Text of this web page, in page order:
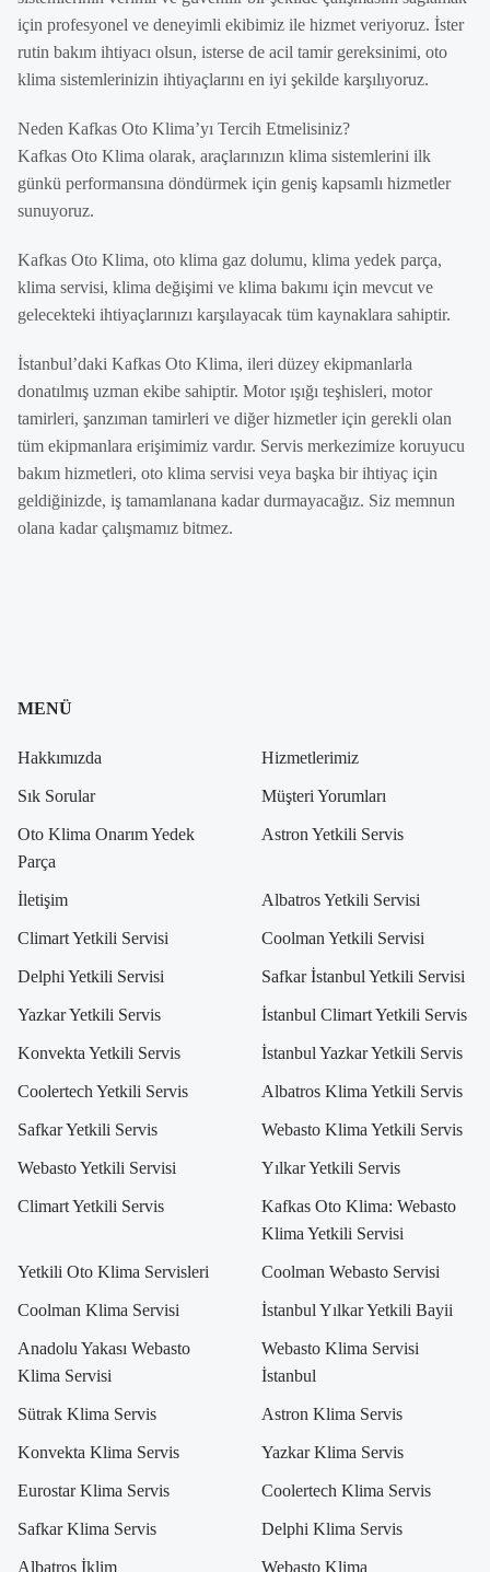
için profesyonel ve deneyimli ekibimiz ile hizmet veriyoruz. İster
rutin bakım ihtiyacı olsun, isterse de acil tamir gereksinimi, oto
klima sistemlerinizin ihtiyaçlarını en iyi şekilde karşılıyoruz.
Neden Kafkas Oto Klima’yı Tercih Etmelisiniz?
Kafkas Oto Klima olarak, araçlarınızın klima sistemlerini ilk
günkü performansına döndürmek için geniş kapsamlı hizmetler
sunuyoruz.
Kafkas Oto Klima, oto klima gaz dolumu, klima yedek parça,
klima servisi, klima değişimi ve klima bakımı için mevcut ve
gelecekteki ihtiyaçlarınızı karşılayacak tüm kaynaklara sahiptir.
İstanbul’daki Kafkas Oto Klima, ileri düzey ekipmanlarla
donatılmış uzman ekibe sahiptir. Motor ışığı teşhisleri, motor
tamirleri, şanzıman tamirleri ve diğer hizmetler için gerekli olan
tüm ekipmanlara erişimimiz vardır. Servis merkezimize koruyucu
bakım hizmetleri, oto klima servisi veya başka bir ihtiyaç için
geldiğinizde, iş tamamlanana kadar durmayacağız. Siz memnun
olana kadar çalışmamız bitmez.
MENÜ
Hakkımızda Hizmetlerimiz
Sık Sorular Müşteri Yorumları
Oto Klima Onarım Yedek
Parça
Astron Yetkili Servis
İletişim Albatros Yetkili Servisi
Climart Yetkili Servisi Coolman Yetkili Servisi
Delphi Yetkili Servisi Safkar İstanbul Yetkili Servisi
Yazkar Yetkili Servis İstanbul Climart Yetkili Servis
Konvekta Yetkili Servis İstanbul Yazkar Yetkili Servis
Coolertech Yetkili Servis Albatros Klima Yetkili Servis
Safkar Yetkili Servis Webasto Klima Yetkili Servis
Webasto Yetkili Servisi Yılkar Yetkili Servis
Climart Yetkili Servis
Kafkas Oto Klima: Webasto
Klima Yetkili Servisi
Yetkili Oto Klima Servisleri Coolman Webasto Servisi
Coolman Klima Servisi İstanbul Yılkar Yetkili Bayii
Anadolu Yakası Webasto
Klima Servisi
Webasto Klima Servisi
İstanbul
Sütrak Klima Servis Astron Klima Servis
Konvekta Klima Servis Yazkar Klima Servis
Eurostar Klima Servis Coolertech Klima Servis
Safkar Klima Servis Delphi Klima Servis
Albatros İklim Webasto Klima